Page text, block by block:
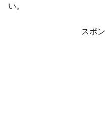
い。
スポ